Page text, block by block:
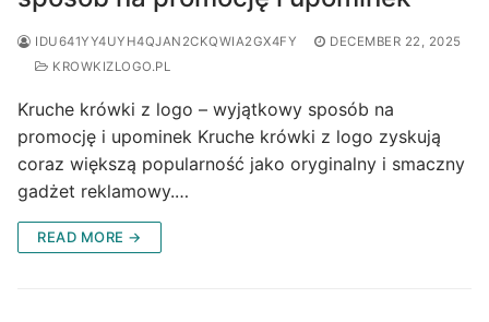
IDU641YY4UYH4QJAN2CKQWIA2GX4FY
DECEMBER 22, 2025
KROWKIZLOGO.PL
Kruche krówki z logo – wyjątkowy sposób na
promocję i upominek Kruche krówki z logo zyskują
coraz większą popularność jako oryginalny i smaczny
gadżet reklamowy.…
READ MORE →